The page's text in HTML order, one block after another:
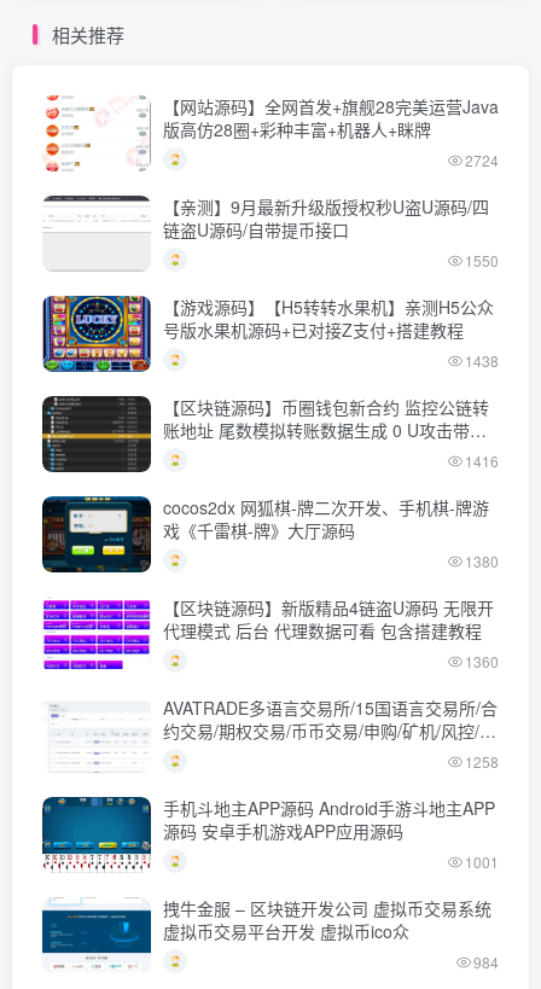
相关推荐
【网站源码】全网首发+旗舰28完美运营Java
版高仿28圈+彩种丰富+机器人+眯牌
2724
【亲测】9月最新升级版授权秒U盗U源码/四
链盗U源码/自带提币接口
1550
【游戏源码】【H5转转水果机】亲测H5公众
号版水果机源码+已对接Z支付+搭建教程
1438
【区块链源码】币圈钱包新合约 监控公链转
账地址 尾数模拟转账数据生成 0 U攻击带安
装说明
1416
cocos2dx 网狐棋-牌二次开发、手机棋-牌游
戏《千雷棋-牌》大厅源码
1380
【区块链源码】新版精品4链盗U源码 无限开
代理模式 后台 代理数据可看 包含搭建教程
1360
AVATRADE多语言交易所/15国语言交易所/合
约交易/期权交易/币币交易/申购/矿机/风控/前
端wap/pc纯源码/带搭建教程
1258
手机斗地主APP源码 Android手游斗地主APP
源码 安卓手机游戏APP应用源码
1001
拽牛金服 – 区块链开发公司 虚拟币交易系统
虚拟币交易平台开发 虚拟币ico众
984